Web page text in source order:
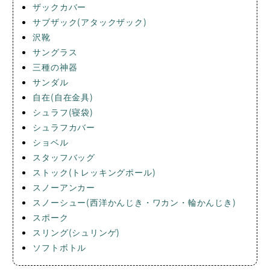
ザックカバー
サブザック(アタックザック)
沢靴
サングラス
三種の神器
サンダル
自在(自在金具)
シュラフ(寝袋)
シュラフカバー
ショベル
スタッフバッグ
ストック(トレッキングポール)
スノーアンカー
スノーシュー(西洋かんじき・ワカン・輪かんじき)
スポーク
スリング(シュリンゲ)
ソフトボトル